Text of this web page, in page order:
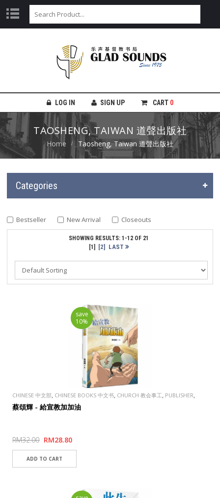
LOG IN SIGN UP CART 0
TAOSHENG, TAIWAN 道聲出版社
Home Taosheng, Taiwan 道聲出版社
Categories
Bestseller New Arrival Closeouts
SHOWING RESULTS: 1-12 OF 21
[1]
[2] LAST
save
10%
CHINESE 中文部, CHINESE BOOKS 中文书, CHURCH 教会事工, PUBLISHER,
TAOSHENG, TAIWAN 道聲出版社
蔡頌輝 - 給宣教加加油
RM32.00 RM28.80